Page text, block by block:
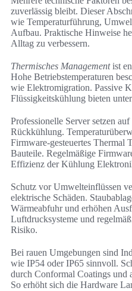
zuverlässig bleibt. Dieser
wie Temperaturführung,
Aufbau. Praktische Hinweise
Alltag zu verbessern.
Thermisches Managementist
Hohe Betriebstemperaturen
wie Elektromigration. Passive
Flüssigkeitskühlung bieten
Professionelle Server setzen
Rückkühlung.
Firmware-gesteuertes Thermal
Bauteile. Regelmäßige
Effizienz der Kühlung
Schutz vor Umwelteinflüssen
elektrische Schäden.
Wärmeabfuhr und erhöhen
Luftdrucksysteme und
Risiko.
Bei rauen Umgebungen sind
wie IP54 oder IP65 sinnvoll.
durch Conformal Coatings und
So erhöht sich die Hardware